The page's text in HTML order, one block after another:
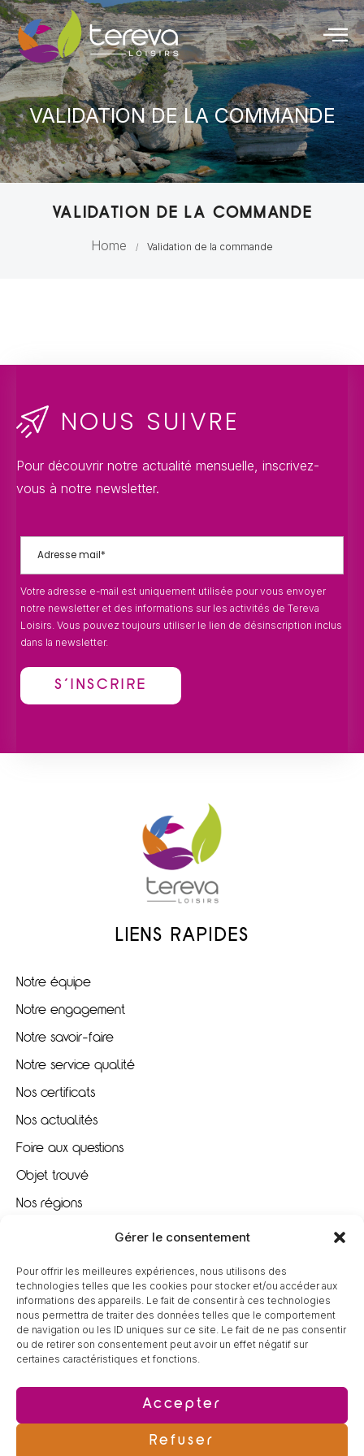
Gérer le consentement
Pour offrir les meilleures expériences, nous utilisons des
technologies telles que les cookies pour stocker et/ou accéder aux
informations des appareils. Le fait de consentir à ces technologies
nous permettra de traiter des données telles que le comportement
de navigation ou les ID uniques sur ce site. Le fait de ne pas consentir
ou de retirer son consentement peut avoir un effet négatif sur
certaines caractéristiques et fonctions.
Accepter
Refuser
VALIDATION DE LA COMMANDE
VALIDATION DE LA COMMANDE
Home / Validation de la commande
NOUS SUIVRE
Pour découvrir notre actualité mensuelle, inscrivez-
vous à notre newsletter.
Votre adresse e-mail est uniquement utilisée pour vous envoyer
notre newsletter et des informations sur les activités de Tereva
Loisirs. Vous pouvez toujours utiliser le lien de désinscription inclus
dans la newsletter.
LIENS RAPIDES
Notre équipe
Notre engagement
Notre savoir-faire
Notre service qualité
Nos certificats
Nos actualités
Foire aux questions
Objet trouvé
Nos régions
À VOTRE ÉCOUTE
09 80 80 85 96